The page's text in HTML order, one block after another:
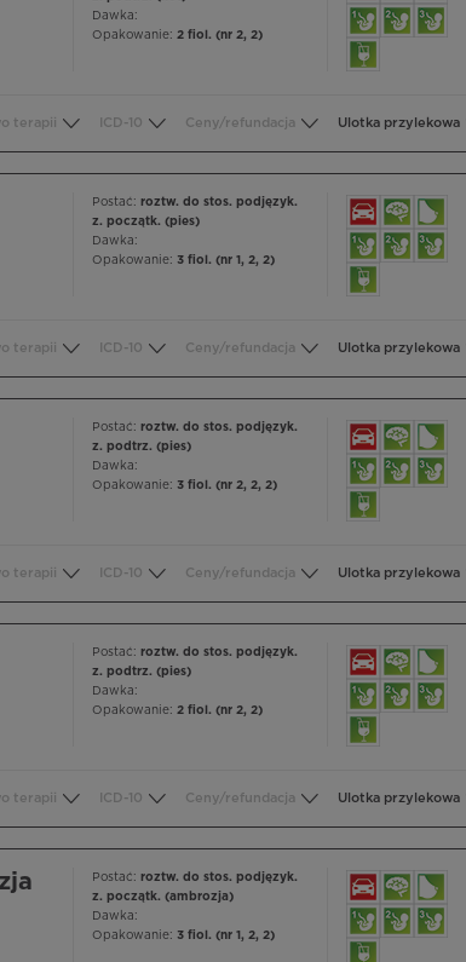
Dawka:
Opakowanie: 2 fiol. (nr 2, 2)
terapii ICD-10 Ceny/refundacja Ulotka przylekowa
Postać: roztw. do stos. podjęzyk.
z. początk. (pies)
Dawka:
Opakowanie: 3 fiol. (nr 1, 2, 2)
terapii ICD-10 Ceny/refundacja Ulotka przylekowa
Postać: roztw. do stos. podjęzyk.
z. podtrz. (pies)
Dawka:
Opakowanie: 3 fiol. (nr 2, 2, 2)
terapii ICD-10 Ceny/refundacja Ulotka przylekowa
Postać: roztw. do stos. podjęzyk.
z. podtrz. (pies)
Dawka:
Opakowanie: 2 fiol. (nr 2, 2)
terapii ICD-10 Ceny/refundacja Ulotka przylekowa
Postać: roztw. do stos. podjęzyk.
z. początk. (ambrozja)
Dawka:
Opakowanie: 3 fiol. (nr 1, 2, 2)